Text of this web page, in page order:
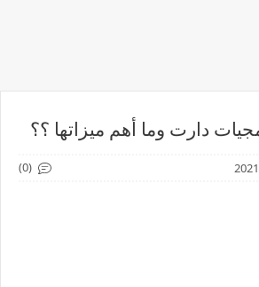
دارت وما أهم ميزاتها ؟؟
(0)